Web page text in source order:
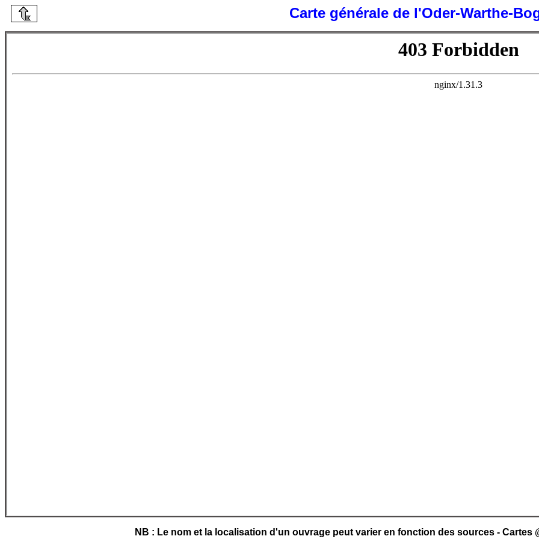
Carte générale de l'Oder-Warthe-
NB : Le nom et la localisation d'un ouvrage peut varier en fonction des sources - Cartes